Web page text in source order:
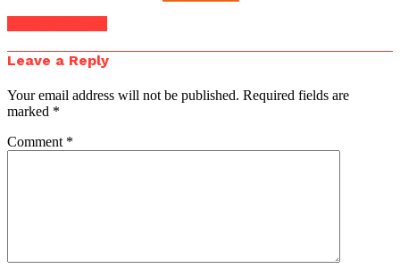
Leave a Reply
Your email address will not be published. Required fields are
marked *
Comment *